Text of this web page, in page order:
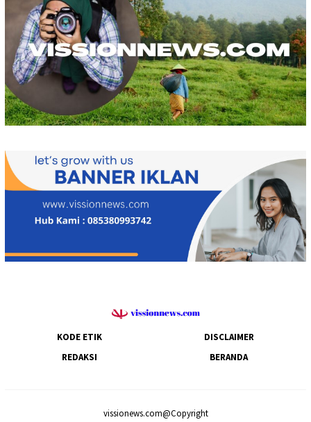
KODE ETIK
DISCLAIMER
REDAKSI
BERANDA
vissionews.com@Copyright